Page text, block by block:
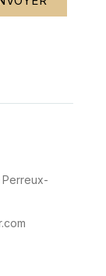
Perreux-